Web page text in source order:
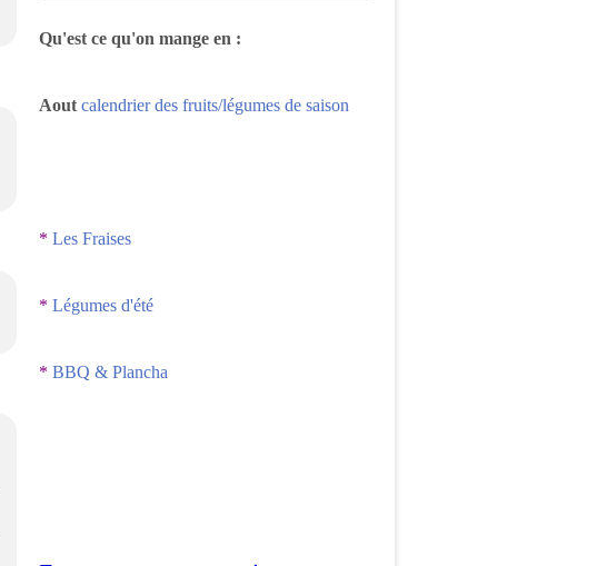
Qu'est ce qu'on mange en :
Aout calendrier des fruits/légumes de saison
* Les Fraises
* Légumes d'été
* BBQ & Plancha